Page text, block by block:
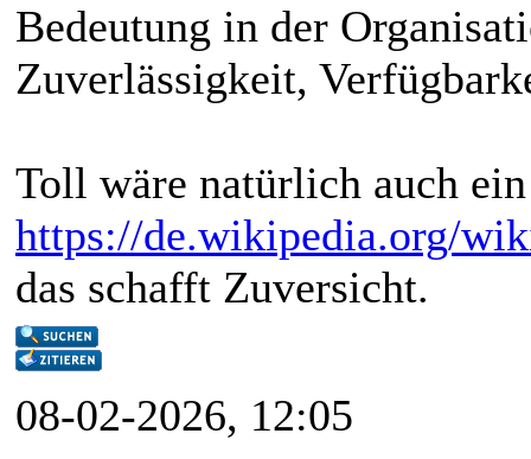
Bedeutung in der
Zuverlässigkeit,
Toll wäre natürlich auch
https://de.wikipedia.org/
das schafft Zuversicht.
08-02-2026, 12:05